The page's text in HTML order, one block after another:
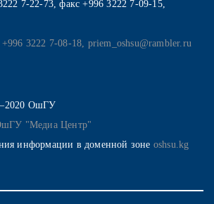
7-22-73, факс +996 3222 7-09-15,
3222 7-08-18, priem_oshsu@rambler.ru
ОшГУ
"Медиа Центр"
информации в доменной зоне oshsu.kg